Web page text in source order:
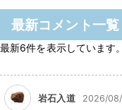
最新コメント一覧
最新6件を表示しています。
岩石入道 2026/